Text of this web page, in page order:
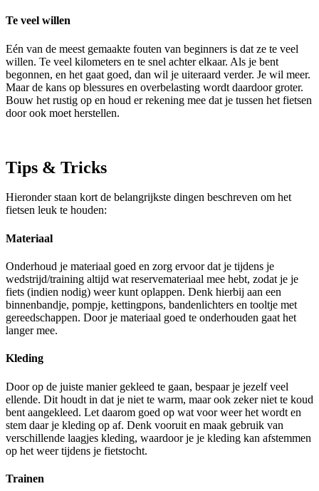
Te veel willen
Eén van de meest gemaakte fouten van beginners is dat ze te veel
willen. Te veel kilometers en te snel achter elkaar. Als je bent
begonnen, en het gaat goed, dan wil je uiteraard verder. Je wil meer.
Maar de kans op blessures en overbelasting wordt daardoor groter.
Bouw het rustig op en houd er rekening mee dat je tussen het fietsen
door ook moet herstellen.
Tips & Tricks
Hieronder staan kort de belangrijkste dingen beschreven om het
fietsen leuk te houden:
Materiaal
Onderhoud je materiaal goed en zorg ervoor dat je tijdens je
wedstrijd/training altijd wat reservemateriaal mee hebt, zodat je je
fiets (indien nodig) weer kunt oplappen. Denk hierbij aan een
binnenbandje, pompje, kettingpons, bandenlichters en tooltje met
gereedschappen. Door je materiaal goed te onderhouden gaat het
langer mee.
Kleding
Door op de juiste manier gekleed te gaan, bespaar je jezelf veel
ellende. Dit houdt in dat je niet te warm, maar ook zeker niet te koud
bent aangekleed. Let daarom goed op wat voor weer het wordt en
stem daar je kleding op af. Denk vooruit en maak gebruik van
verschillende laagjes kleding, waardoor je je kleding kan afstemmen
op het weer tijdens je fietstocht.
Trainen